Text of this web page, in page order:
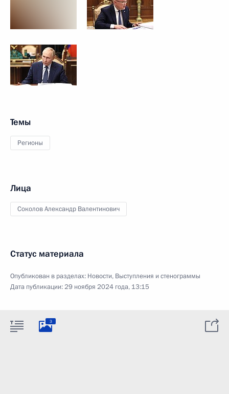
Темы
Регионы
Лица
Соколов Александр Валентинович
Статус материала
Опубликован в разделах: Новости, Выступления и стенограммы
Дата публикации:29 ноября 2024 года, 13:15
3